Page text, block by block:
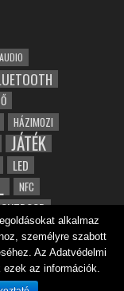
AUDIO
HÁZIMOZI
JÁTÉK
LED
NFC
OUTDOOR
ZENE ZÖLD
alkalmaz
személyre szabott
Az Adatvédelmi
ezek az információk.